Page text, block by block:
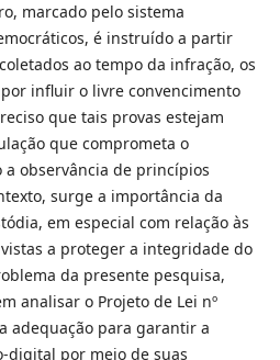
marcado pelo sistema
é instruído a partir
ao tempo da infração, os
influir o livre convencimento
que tais provas estejam
que comprometa o
observância de princípios
surge a importância da
em especial com relação às
a proteger a integridade do
da presente pesquisa,
analisar o Projeto de Lei nº
adequação para garantir a
digital por meio de suas